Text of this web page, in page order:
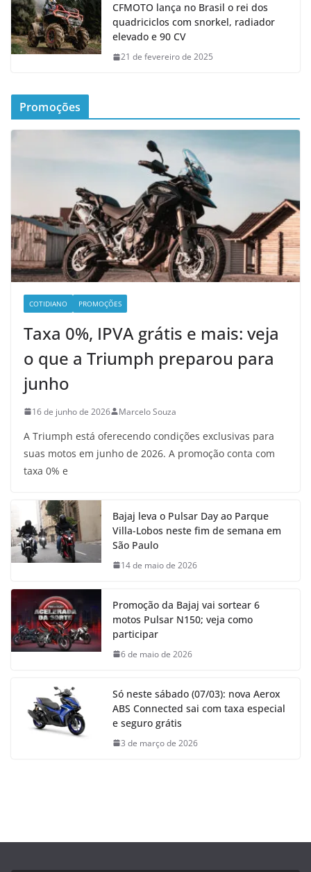
CFMOTO lança no Brasil o rei dos
quadriciclos com snorkel, radiador
elevado e 90 CV
21 de fevereiro de 2025
Promoções
COTIDIANO PROMOÇÕES
Taxa 0%, IPVA grátis e mais: veja
o que a Triumph preparou para
junho
16 de junho de 2026 Marcelo Souza
A Triumph está oferecendo condições exclusivas para
suas motos em junho de 2026. A promoção conta com
taxa 0% e
Bajaj leva o Pulsar Day ao Parque
Villa-Lobos neste fim de semana em
São Paulo
14 de maio de 2026
Promoção da Bajaj vai sortear 6
motos Pulsar N150; veja como
participar
6 de maio de 2026
Só neste sábado (07/03): nova Aerox
ABS Connected sai com taxa especial
e seguro grátis
3 de março de 2026